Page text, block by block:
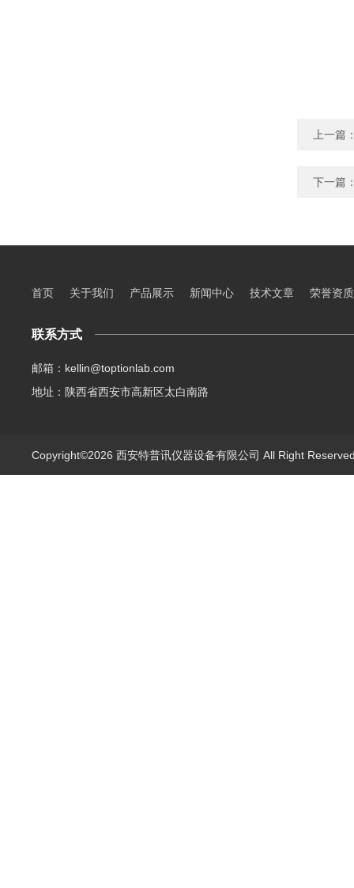
上一篇
下一篇
首页 关于我们 产品展示 新闻中心 技术文章 荣誉资质
联系方式
邮箱：kellin@toptionlab.com
地址：陕西省西安市高新区太白南路
Copyright©2026 西安特普讯仪器设备有限公司 All Right